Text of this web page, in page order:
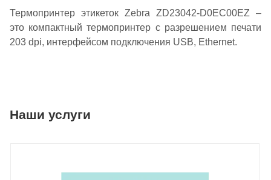
Термопринтер этикеток Zebra ZD23042-D0EC00EZ –
это компактный термопринтер с разрешением печати
203 dpi, интерфейсом подключения USB, Ethernet.
Наши услуги